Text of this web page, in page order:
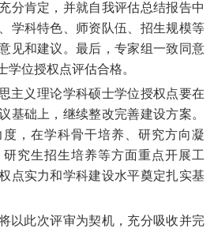
分肯定，并就自我评估总结报告中
学科特色、师资队伍、招生规模等
见和建议。最后，专家组一致同意
学位授权点评估合格。
主义理论学科硕士学位授权点要在
基础上，继续整改完善建设方案。
，在学科骨干培养、研究方向凝
究生招生培养等方面重点开展工
点实力和学科建设水平奠定扎实基
以此次评审为契机，充分吸收并完